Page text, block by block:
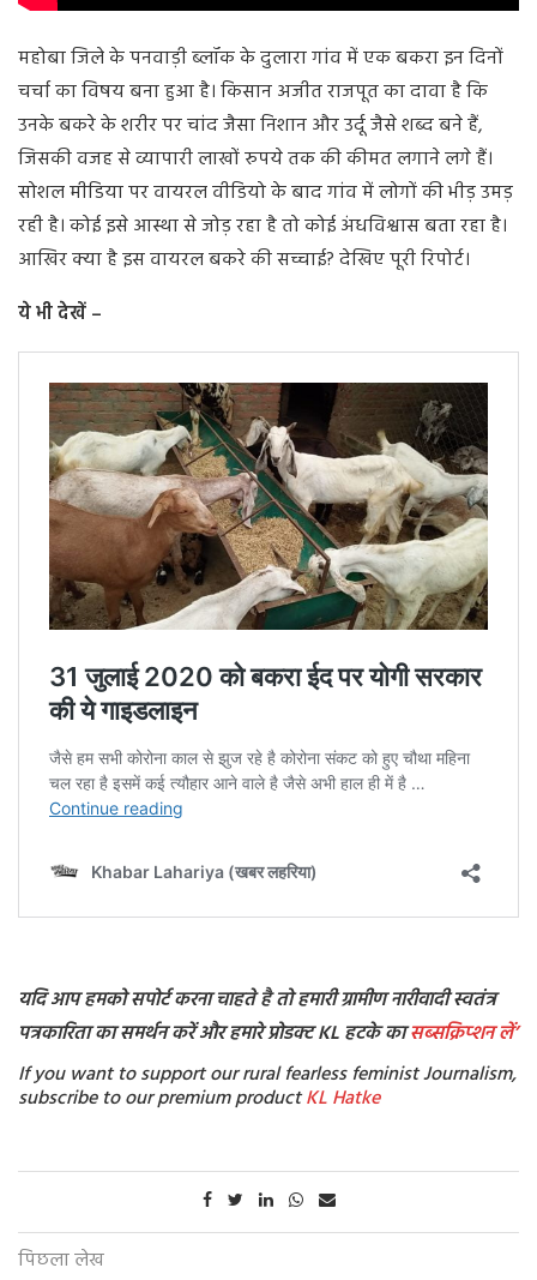
महोबा जिले के पनवाड़ी ब्लॉक के दुलारा गांव में एक बकरा इन दिनों
चर्चा का विषय बना हुआ है। किसान अजीत राजपूत का दावा है कि
उनके बकरे के शरीर पर चांद जैसा निशान और उर्दू जैसे शब्द बने हैं,
जिसकी वजह से व्यापारी लाखों रुपये तक की कीमत लगाने लगे हैं।
सोशल मीडिया पर वायरल वीडियो के बाद गांव में लोगों की भीड़ उमड़
रही है। कोई इसे आस्था से जोड़ रहा है तो कोई अंधविश्वास बता रहा है।
आखिर क्या है इस वायरल बकरे की सच्चाई? देखिए पूरी रिपोर्ट।
ये भी देखें –
यदि आप हमको सपोर्ट करना चाहते है तो हमारी ग्रामीण नारीवादी स्वतंत्र
पत्रकारिता का समर्थन करें और हमारे प्रोडक्ट KL हटके कासब्सक्रिप्शनलें’
If you want to support our rural fearless feminist Journalism,
subscribe to our premium productKL Hatke
पिछला लेख